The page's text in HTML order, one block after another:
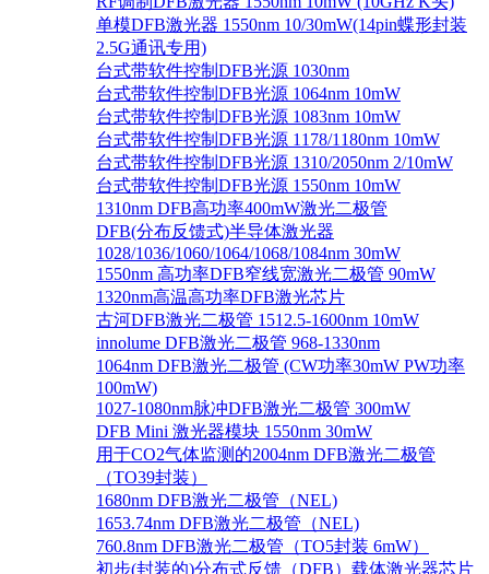
单模DFB激光器 1550nm 10/30mW(14pin蝶形封装
2.5G通讯专用)
台式带软件控制DFB光源 1030nm
台式带软件控制DFB光源 1064nm 10mW
台式带软件控制DFB光源 1083nm 10mW
台式带软件控制DFB光源 1178/1180nm 10mW
台式带软件控制DFB光源 1310/2050nm 2/10mW
台式带软件控制DFB光源 1550nm 10mW
1310nm DFB高功率400mW激光二极管
DFB(分布反馈式)半导体激光器
1028/1036/1060/1064/1068/1084nm 30mW
1550nm 高功率DFB窄线宽激光二极管 90mW
1320nm高温高功率DFB激光芯片
古河DFB激光二极管 1512.5-1600nm 10mW
innolume DFB激光二极管 968-1330nm
1064nm DFB激光二极管 (CW功率30mW PW功率
100mW)
1027-1080nm脉冲DFB激光二极管 300mW
DFB Mini 激光器模块 1550nm 30mW
用于CO2气体监测的2004nm DFB激光二极管
（TO39封装）
1680nm DFB激光二极管（NEL)
1653.74nm DFB激光二极管（NEL)
760.8nm DFB激光二极管（TO5封装 6mW）
初步(封装的)分布式反馈（DFB）载体激光器芯片